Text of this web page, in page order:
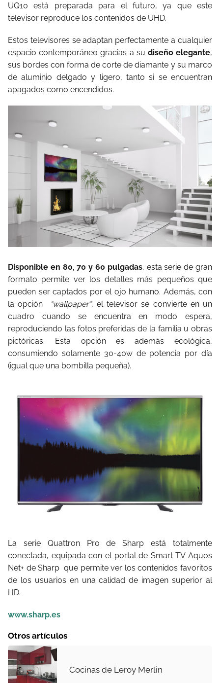
UQ10 está preparada para el futuro, ya que este
televisor reproduce los contenidos de UHD.
Estos televisores se adaptan perfectamente a cualquier
espacio contemporáneo gracias a su diseño elegante,
sus bordes con forma de corte de diamante y su marco
de aluminio delgado y ligero, tanto si se encuentran
apagados como encendidos.
Disponible en 80, 70 y 60 pulgadas, esta serie de gran
formato permite ver los detalles más pequeños que
pueden ser captados por el ojo humano. Además, con
la opción
“wallpaper”, el televisor se convierte en un
cuadro cuando se encuentra en modo espera,
reproduciendo las fotos preferidas de la familia u obras
pictóricas. Esta opción es además ecológica,
consumiendo solamente 30-40w de potencia por día
(igual que una bombilla pequeña).
La serie Quattron Pro de Sharp está totalmente
conectada, equipada con el portal de Smart TV Aquos
Net+ de Sharp que permite ver los contenidos favoritos
de los usuarios en una calidad de imagen superior al
HD.
www.sharp.es
Otros artículos
Cocinas de Leroy Merlin